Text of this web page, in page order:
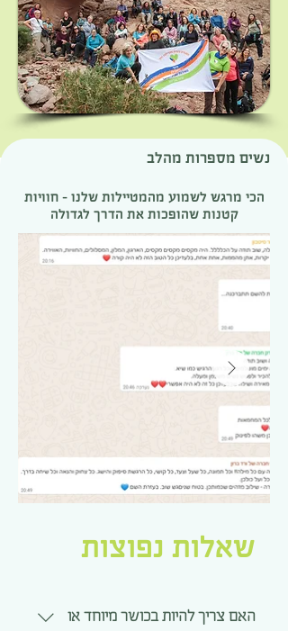
נשים מספרות מהלב
הכי מרגש לשמוע מהמטיילות שלנו – חוויות
קטנות שהופכות את הדרך לגדולה
שאלות נפוצות
האם צריך להיות בכושר מיוחד או